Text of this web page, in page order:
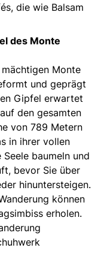
die wie Balsam
des Monte
Monte
und geprägt
Gipfel erwartet
den gesamten
von 789 Metern
in ihrer vollen
baumeln und
bevor Sie über
hinuntersteigen.
können
erholen.